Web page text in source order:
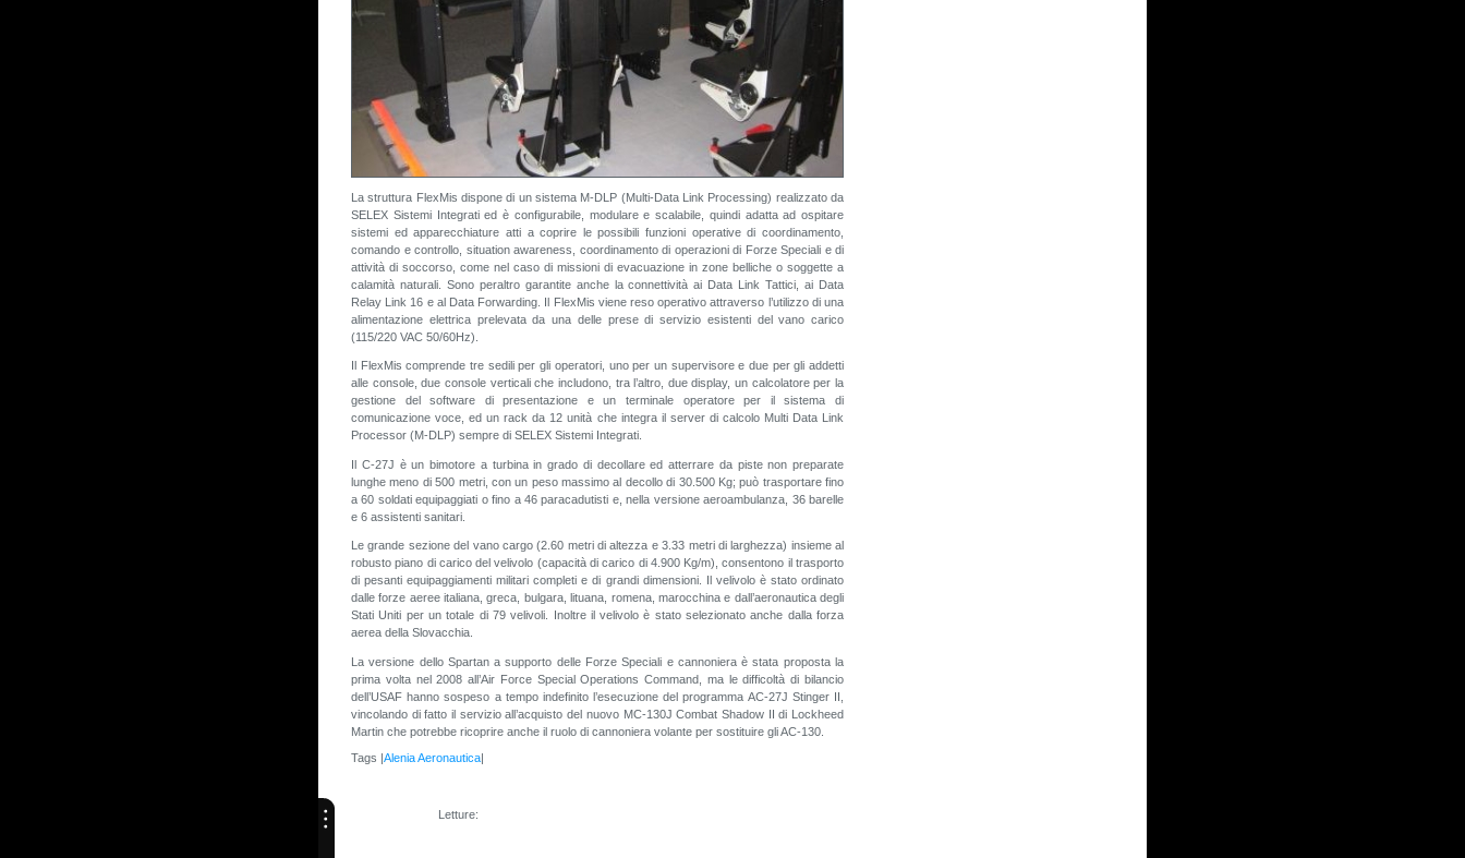
La struttura FlexMis dispone di un sistema M-DLP (Multi-Data Link Processing) realizzato da
SELEX Sistemi Integrati ed è configurabile, modulare e scalabile, quindi adatta ad ospitare
sistemi ed apparecchiature atti a coprire le possibili funzioni operative di coordinamento,
comando e controllo, situation awareness, coordinamento di operazioni di Forze Speciali e di
attività di soccorso, come nel caso di missioni di evacuazione in zone belliche o soggette a
calamità naturali. Sono peraltro garantite anche la connettività ai Data Link Tattici, ai Data
Relay Link 16 e al Data Forwarding. Il FlexMis viene reso operativo attraverso l’utilizzo di una
alimentazione elettrica prelevata da una delle prese di servizio esistenti del vano carico
(115/220 VAC 50/60Hz).
Il FlexMis comprende tre sedili per gli operatori, uno per un supervisore e due per gli addetti
alle console, due console verticali che includono, tra l’altro, due display, un calcolatore per la
gestione del software di presentazione e un terminale operatore per il sistema di
comunicazione voce, ed un rack da 12 unità che integra il server di calcolo Multi Data Link
Processor (M-DLP) sempre di SELEX Sistemi Integrati.
Il C-27J è un bimotore a turbina in grado di decollare ed atterrare da piste non preparate
lunghe meno di 500 metri, con un peso massimo al decollo di 30.500 Kg; può trasportare fino
a 60 soldati equipaggiati o fino a 46 paracadutisti e, nella versione aeroambulanza, 36 barelle
e 6 assistenti sanitari.
Le grande sezione del vano cargo (2.60 metri di altezza e 3.33 metri di larghezza) insieme al
robusto piano di carico del velivolo (capacità di carico di 4.900 Kg/m), consentono il trasporto
di pesanti equipaggiamenti militari completi e di grandi dimensioni. Il velivolo è stato ordinato
dalle forze aeree italiana, greca, bulgara, lituana, romena, marocchina e dall’aeronautica degli
Stati Uniti per un totale di 79 velivoli. Inoltre il velivolo è stato selezionato anche dalla forza
aerea della Slovacchia.
La versione dello Spartan a supporto delle Forze Speciali e cannoniera è stata proposta la
prima volta nel 2008 all’Air Force Special Operations Command, ma le difficoltà di bilancio
dell’USAF hanno sospeso a tempo indefinito l’esecuzione del programma AC-27J Stinger II,
vincolando di fatto il servizio all’acquisto del nuovo MC-130J Combat Shadow II di Lockheed
Martin che potrebbe ricoprire anche il ruolo di cannoniera volante per sostituire gli AC-130.
Tags | Alenia Aeronautica
Letture: